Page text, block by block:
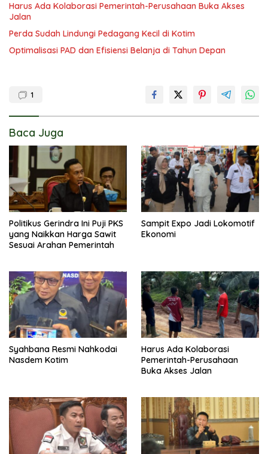
Harus Ada Kolaborasi Pemerintah-Perusahaan Buka Akses
Jalan
Perda Sudah Lindungi Pedagang Kecil di Kotim
Optimalisasi PAD dan Efisiensi Belanja di Tahun Depan
1
Baca Juga
Politikus Gerindra Ini Puji PKS
yang Naikkan Harga Sawit
Sesuai Arahan Pemerintah
Sampit Expo Jadi Lokomotif
Ekonomi
Syahbana Resmi Nahkodai
Nasdem Kotim
Harus Ada Kolaborasi
Pemerintah-Perusahaan
Buka Akses Jalan